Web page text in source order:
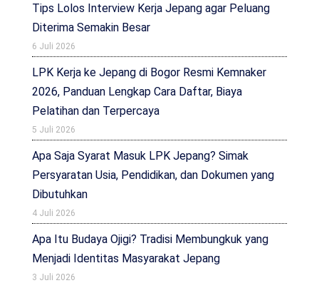
Tips Lolos Interview Kerja Jepang agar Peluang
Diterima Semakin Besar
6 Juli 2026
LPK Kerja ke Jepang di Bogor Resmi Kemnaker
2026, Panduan Lengkap Cara Daftar, Biaya
Pelatihan dan Terpercaya
5 Juli 2026
Apa Saja Syarat Masuk LPK Jepang? Simak
Persyaratan Usia, Pendidikan, dan Dokumen yang
Dibutuhkan
4 Juli 2026
Apa Itu Budaya Ojigi? Tradisi Membungkuk yang
Menjadi Identitas Masyarakat Jepang
3 Juli 2026